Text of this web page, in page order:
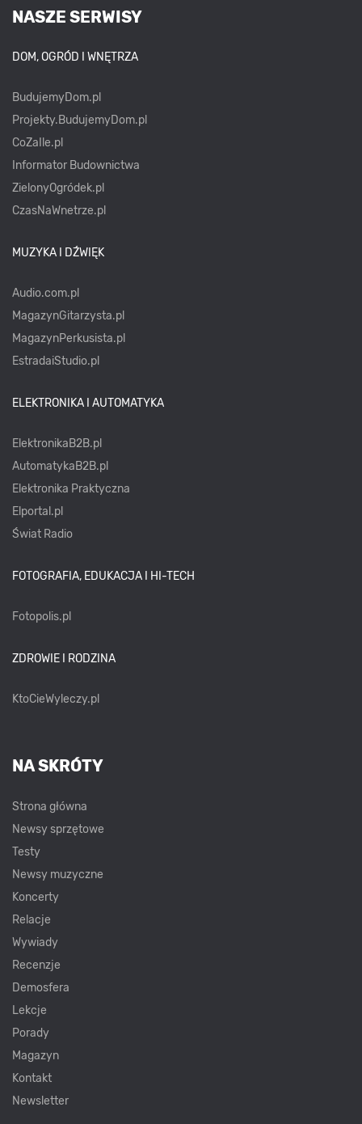
NASZE SERWISY
DOM, OGRÓD I WNĘTRZA
BudujemyDom.pl
Projekty.BudujemyDom.pl
CoZaIle.pl
Informator Budownictwa
ZielonyOgródek.pl
CzasNaWnetrze.pl
MUZYKA I DŹWIĘK
Audio.com.pl
MagazynGitarzysta.pl
MagazynPerkusista.pl
EstradaiStudio.pl
ELEKTRONIKA I AUTOMATYKA
ElektronikaB2B.pl
AutomatykaB2B.pl
Elektronika Praktyczna
Elportal.pl
Świat Radio
FOTOGRAFIA, EDUKACJA I HI-TECH
Fotopolis.pl
ZDROWIE I RODZINA
KtoCieWyleczy.pl
NA SKRÓTY
Strona główna
Newsy sprzętowe
Testy
Newsy muzyczne
Koncerty
Relacje
Wywiady
Recenzje
Demosfera
Lekcje
Porady
Magazyn
Kontakt
Newsletter